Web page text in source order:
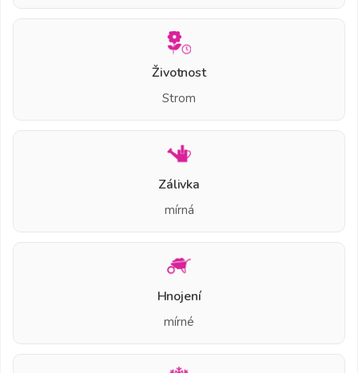
Životnost
Strom
Zálivka
mírná
Hnojení
mírné